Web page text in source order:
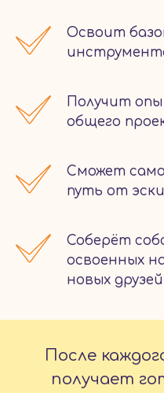
Освоит
Получит
общего
Сможет
путь от
Соберёт
освоенных
новых друзей
После
получает